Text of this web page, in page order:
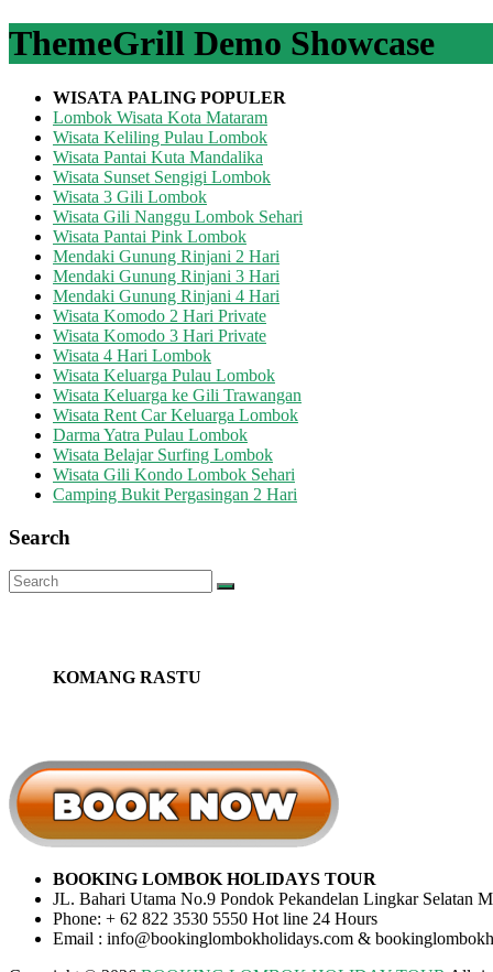
ThemeGrill Demo Showcase
WISATA PALING POPULER
Lombok Wisata Kota Mataram
Wisata Keliling Pulau Lombok
Wisata Pantai Kuta Mandalika
Wisata Sunset Sengigi Lombok
Wisata 3 Gili Lombok
Wisata Gili Nanggu Lombok Sehari
Wisata Pantai Pink Lombok
Mendaki Gunung Rinjani 2 Hari
Mendaki Gunung Rinjani 3 Hari
Mendaki Gunung Rinjani 4 Hari
Wisata Komodo 2 Hari Private
Wisata Komodo 3 Hari Private
Wisata 4 Hari Lombok
Wisata Keluarga Pulau Lombok
Wisata Keluarga ke Gili Trawangan
Wisata Rent Car Keluarga Lombok
Darma Yatra Pulau Lombok
Wisata Belajar Surfing Lombok
Wisata Gili Kondo Lombok Sehari
Camping Bukit Pergasingan 2 Hari
Search
KOMANG RASTU
BOOKING LOMBOK HOLIDAYS TOUR
JL. Bahari Utama No.9 Pondok Pekandelan Lingkar Selatan
Phone: + 62 822 3530 5550 Hot line 24 Hours
Email : info@bookinglombokholidays.com &